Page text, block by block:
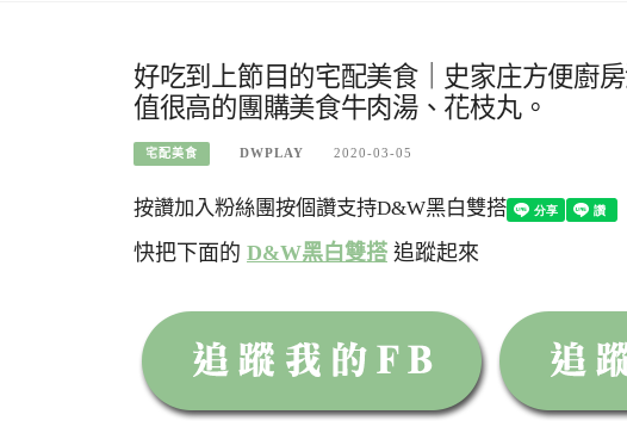
好吃到上節目的宅配美食｜史家庄方便廚
值很高的團購美食牛肉湯、花枝丸。
宅配美食 DWPLAY 2020-03-05
按讚加入粉絲團按個讚支持D&W黑白雙搭
快把下面的 D&W黑白雙搭 追蹤起來